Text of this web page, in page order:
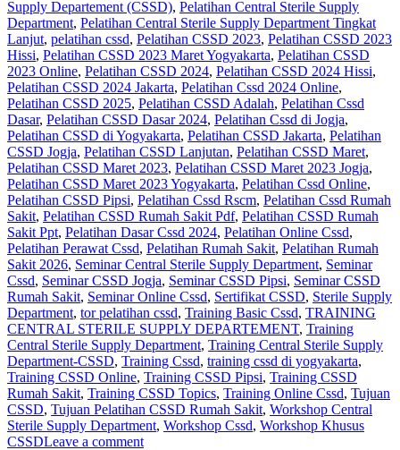
Supply Departement (CSSD), Pelatihan Central Sterile Supply
Department, Pelatihan Central Sterile Supply Department Tingkat
Lanjut, pelatihan cssd, Pelatihan CSSD 2023, Pelatihan CSSD 2023
Hissi, Pelatihan CSSD 2023 Maret Yogyakarta, Pelatihan CSSD
2023 Online, Pelatihan CSSD 2024, Pelatihan CSSD 2024 Hissi,
Pelatihan CSSD 2024 Jakarta, Pelatihan Cssd 2024 Online,
Pelatihan CSSD 2025, Pelatihan CSSD Adalah, Pelatihan Cssd
Dasar, Pelatihan CSSD Dasar 2024, Pelatihan Cssd di Jogja,
Pelatihan CSSD di Yogyakarta, Pelatihan CSSD Jakarta, Pelatihan
CSSD Jogja, Pelatihan CSSD Lanjutan, Pelatihan CSSD Maret,
Pelatihan CSSD Maret 2023, Pelatihan CSSD Maret 2023 Jogja,
Pelatihan CSSD Maret 2023 Yogyakarta, Pelatihan Cssd Online,
Pelatihan CSSD Pipsi, Pelatihan Cssd Rscm, Pelatihan Cssd Rumah
Sakit, Pelatihan CSSD Rumah Sakit Pdf, Pelatihan CSSD Rumah
Sakit Ppt, Pelatihan Dasar Cssd 2024, Pelatihan Online Cssd,
Pelatihan Perawat Cssd, Pelatihan Rumah Sakit‎, Pelatihan Rumah
Sakit 2026, Seminar Central Sterile Supply Department, Seminar
Cssd, Seminar CSSD Jogja, Seminar CSSD Pipsi, Seminar CSSD
Rumah Sakit, Seminar Online Cssd, Sertifikat CSSD, Sterile Supply
Department, tor pelatihan cssd, Training Basic Cssd, TRAINING
CENTRAL STERILE SUPPLY DEPARTEMENT, Training
Central Sterile Supply Department, Training Central Sterile Supply
Department-CSSD, Training Cssd, training cssd di yogyakarta,
Training CSSD Online, Training CSSD Pipsi, Training CSSD
Rumah Sakit, Training CSSD Topics, Training Online Cssd, Tujuan
CSSD, Tujuan Pelatihan CSSD Rumah Sakit, Workshop Central
Sterile Supply Department, Workshop Cssd, Workshop Khusus
CSSDLeave a comment